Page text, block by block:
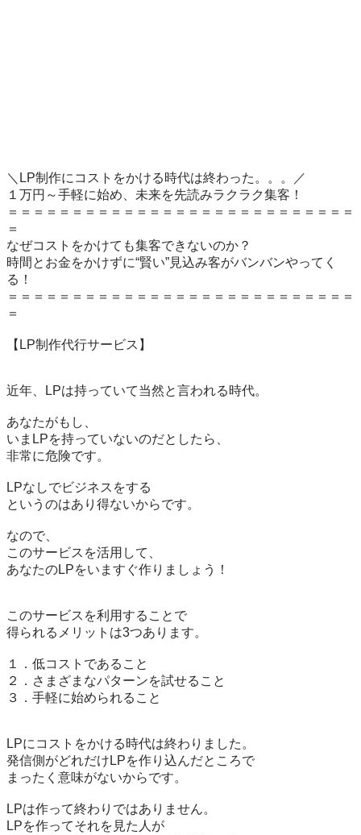
＼LP制作にコストをかける時代は終わった。。。／
１万円～手軽に始め、未来を先読みラクラク集客！
＝＝＝＝＝＝＝＝＝＝＝＝＝＝＝＝＝＝＝＝＝＝＝＝＝＝＝
＝
なぜコストをかけても集客できないのか？
時間とお金をかけずに“賢い”見込み客がバンバンやってく
る！
＝＝＝＝＝＝＝＝＝＝＝＝＝＝＝＝＝＝＝＝＝＝＝＝＝＝＝
＝
【LP制作代行サービス】
近年、LPは持っていて当然と言われる時代。
あなたがもし、
いまLPを持っていないのだとしたら、
非常に危険です。
LPなしでビジネスをする
というのはあり得ないからです。
なので、
このサービスを活用して、
あなたのLPをいますぐ作りましょう！
このサービスを利用することで
得られるメリットは3つあります。
１．低コストであること
２．さまざまなパターンを試せること
３．手軽に始められること
LPにコストをかける時代は終わりました。
発信側がどれだけLPを作り込んだところで
まったく意味がないからです。
LPは作って終わりではありません。
LPを作ってそれを見た人が